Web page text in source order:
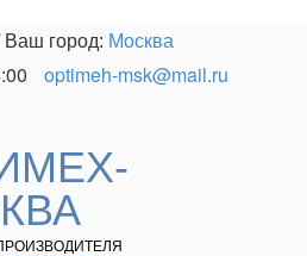
Ваш город: Москва
optimeh-msk@mail.ru